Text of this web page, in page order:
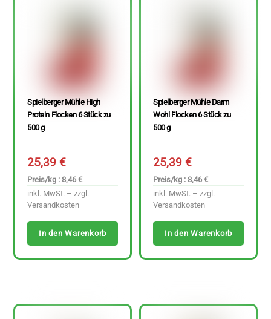
Spielberger Mühle High
Protein Flocken 6 Stück zu
500 g
25,39€
Preis/kg : 8,46 €
inkl. MwSt. – zzgl.
Versandkosten
In den Warenkorb
Spielberger Mühle Darm
Wohl Flocken 6 Stück zu
500 g
25,39€
Preis/kg : 8,46 €
inkl. MwSt. – zzgl.
Versandkosten
In den Warenkorb